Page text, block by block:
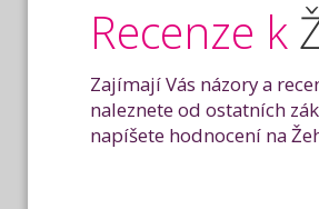
Recenze k
Zajímají Vás názory a
naleznete od ostatních
napíšete hodnocení na